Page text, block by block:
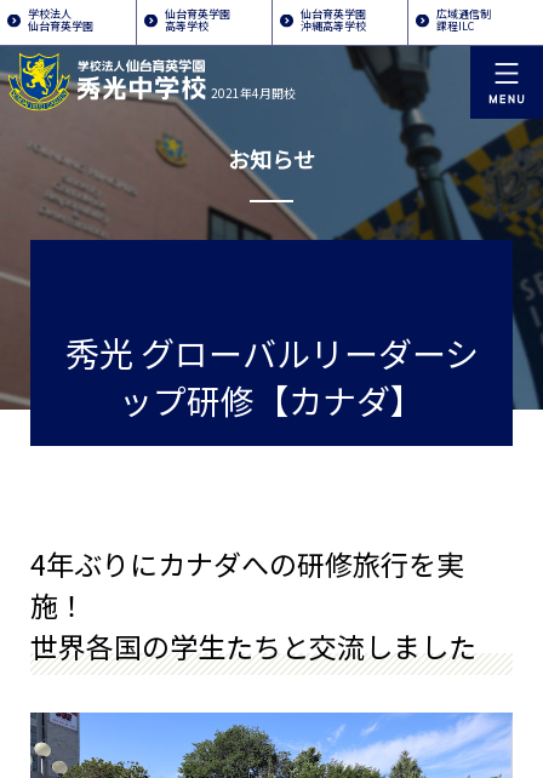
学校法人
仙台育英学園
仙台育英学園
高等学校
仙台育英学園
沖縄高等学校
広域通信制
課程ILC
2021年4月開校
お知らせ
秀光 グローバルリーダーシ
ップ研修【カナダ】
4年ぶりにカナダへの研修旅行を実
施！
世界各国の学生たちと交流しました